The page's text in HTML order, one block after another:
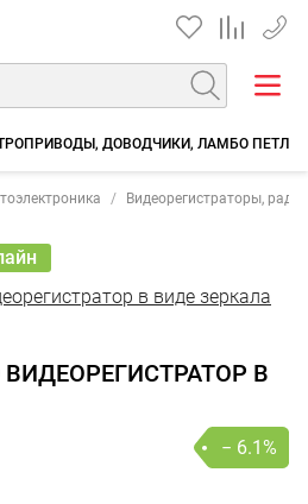
+7
ДОВОДЧИКИ, ЛАМБО ПЕТЛИ
Видеорегистраторы,
ВИДЕОРЕГИСТРАТОР В
− 6.1%